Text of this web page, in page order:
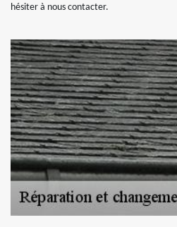
hésiter à nous contacter.